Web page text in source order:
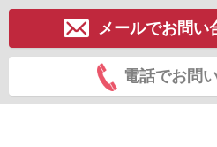
メールでお問い
電話でお問